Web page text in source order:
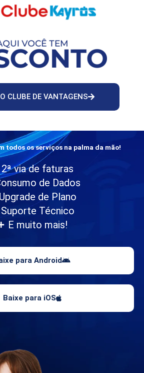
CLUBE DE VANTAGENS
todos os serviços na palma da mão!
2ª via de faturas
de Dados
Upgrade de Plano
Suporte Técnico
E muito mais!
para Android
Baixe para iOS